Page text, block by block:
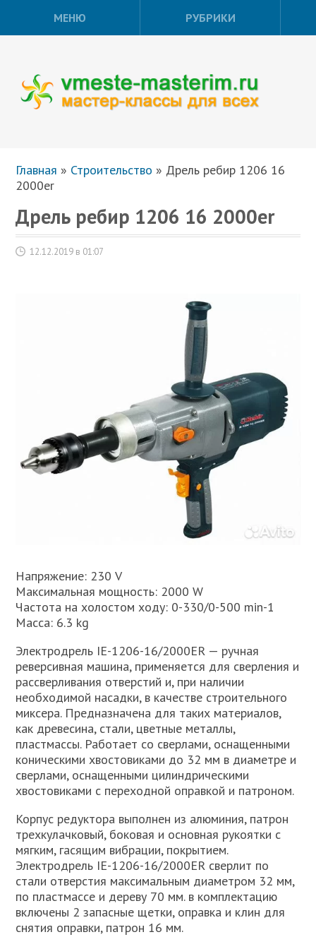
МЕНЮ РУБРИКИ
Главная » Строительство » Дрель ребир 1206 16
2000er
Дрель ребир 1206 16 2000er
12.12.2019 в 01:07
Напряжение: 230 V
Максимальная мощность: 2000 W
Частота на холостом ходу: 0-330/0-500 min-1
Масса: 6.3 kg
Электродрель IE-1206-16/2000ER — ручная
реверсивная машина, применяется для сверления и
рассверливания отверстий и, при наличии
необходимой насадки, в качестве строительного
миксера. Предназначена для таких материалов,
как древесина, стали, цветные металлы,
пластмассы. Работает со сверлами, оснащенными
коническими хвостовиками до 32 мм в диаметре и
сверлами, оснащенными цилиндрическими
хвостовиками с переходной оправкой и патроном.
Корпус редуктора выполнен из алюминия, патрон
трехкулачковый, боковая и основная рукоятки с
мягким, гасящим вибрации, покрытием.
Электродрель IE-1206-16/2000ER сверлит по
стали отверстия максимальным диаметром 32 мм,
по пластмассе и дереву 70 мм. в комплектацию
включены 2 запасные щетки, оправка и клин для
снятия оправки, патрон 16 мм.